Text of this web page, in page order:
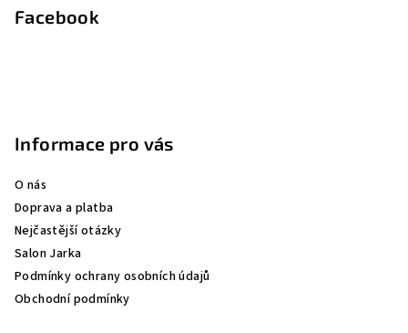
Facebook
Informace pro vás
O nás
Doprava a platba
Nejčastější otázky
Salon Jarka
Podmínky ochrany osobních údajů
Obchodní podmínky